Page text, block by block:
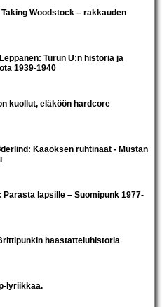
Woodstock – rakkauden
Turun U:n historia ja
1939-1940
kuollut, eläköön hardcore
Kaaoksen ruhtinaat - Mustan
Parasta lapsille – Suomipunk 1977-
haastatteluhistoria
lyriikkaa.